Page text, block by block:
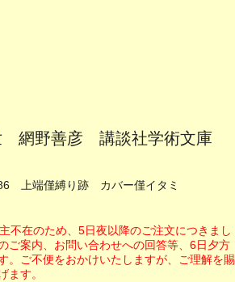
網野善彦 講談社学術文庫
上端僅縛り跡 カバー僅イタミ
不在のため、5日夜以降のご注文につきまし
ご案内、お問い合わせへの回答等、6日夕方
。ご不便をおかけいたしますが、ご理解を賜
ます。